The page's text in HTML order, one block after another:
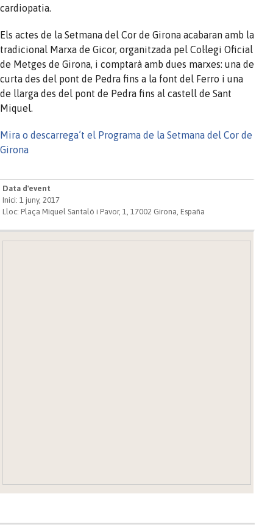
cardiopatia.
Els actes de la Setmana del Cor de Girona acabaran amb la
tradicional Marxa de Gicor, organitzada pel Col·legi Oficial
de Metges de Girona, i comptarà amb dues marxes: una de
curta des del pont de Pedra fins a la font del Ferro i una
de llarga des del pont de Pedra fins al castell de Sant
Miquel.
Mira o descarrega’t el Programa de la Setmana del Cor de
Girona
Data d'event
Inici: 1 juny, 2017
Lloc: Plaça Miquel Santaló i Pavor, 1, 17002 Girona, España